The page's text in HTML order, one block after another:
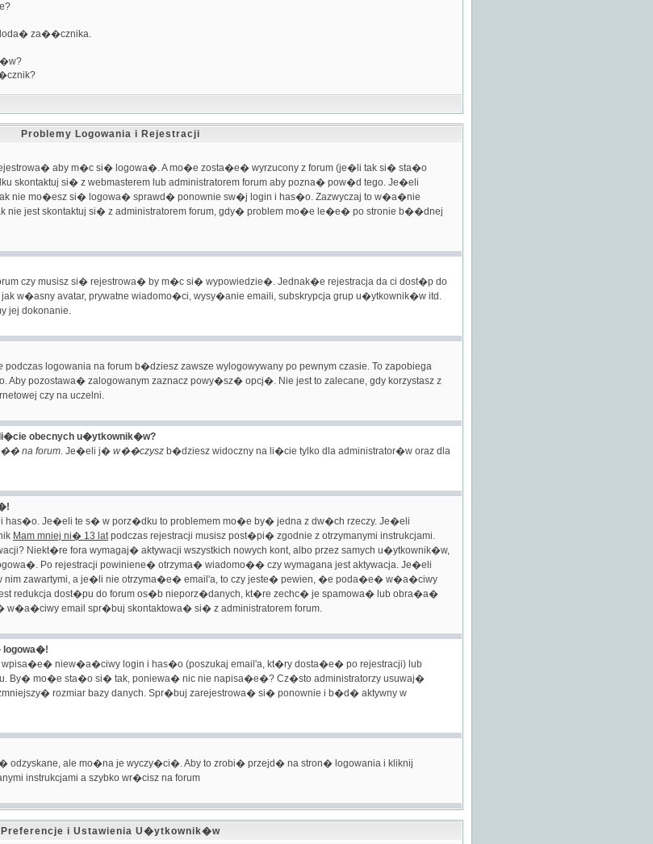
doda� za��cznika.
Problemy Logowania i Rejestracji
aby m�c si� logowa�. A mo�e zosta�e� wyrzucony z forum (je�li tak si� sta�o
skontaktuj si� z webmasterem lub administratorem forum aby pozna� pow�d tego. Je�eli
nie mo�esz si� logowa� sprawd� ponownie sw�j login i has�o. Zazwyczaj to w�a�nie
jest skontaktuj si� z administratorem forum, gdy� problem mo�e le�e� po stronie b��dnej
czy musisz si� rejestrowa� by m�c si� wypowiedzie�. Jednak�e rejestracja da ci dost�p do
w�asny avatar, prywatne wiadomo�ci, wysy�anie emaili, subskrypcja grup u�ytkownik�w itd.
jej dokonanie.
podczas logowania na forum b�dziesz zawsze wylogowywany po pewnym czasie. To zapobiega
Aby pozostawa� zalogowanym zaznacz powy�sz� opcj�. Nie jest to zalecane, gdy korzystasz z
czy na uczelni.
obecnych u�ytkownik�w?
na forum. Je�eli j� w��czysz b�dziesz widoczny na li�cie tylko dla administrator�w oraz dla
i has�o. Je�eli te s� w porz�dku to problemem mo�e by� jedna z dw�ch rzeczy. Je�eli
Mam mniej ni� 13 latpodczas rejestracji musisz post�pi� zgodnie z otrzymanymi instrukcjami.
Niekt�re fora wymagaj� aktywacji wszystkich nowych kont, albo przez samych u�ytkownik�w,
Po rejestracji powiniene� otrzyma� wiadomo�� czy wymagana jest aktywacja. Je�eli
nim zawartymi, a je�li nie otrzyma�e� email'a, to czy jeste� pewien, �e poda�e� w�a�ciwy
redukcja dost�pu do forum os�b nieporz�danych, kt�re zechc� je spamowa� lub obra�a�
email spr�buj skontaktowa� si� z administratorem forum.
wpisa�e� niew�a�ciwy login i has�o (poszukaj email'a, kt�ry dosta�e� po rejestracji) lub
By� mo�e sta�o si� tak, poniewa� nic nie napisa�e�? Cz�sto administratorzy usuwaj�
rozmiar bazy danych. Spr�buj zarejestrowa� si� ponownie i b�d� aktywny w
odzyskane, ale mo�na je wyczy�ci�. Aby to zrobi� przejd� na stron� logowania i kliknij
instrukcjami a szybko wr�cisz na forum
Preferencje i Ustawienia U�ytkownik�w